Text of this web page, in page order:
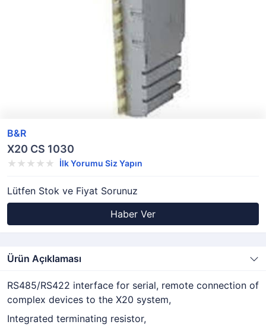
B&R
X20 CS 1030
İlk Yorumu Siz Yapın
Lütfen Stok ve Fiyat Sorunuz
Haber Ver
Ürün Açıklaması
RS485/RS422 interface for serial, remote connection of
complex devices to the X20 system,
Integrated terminating resistor,